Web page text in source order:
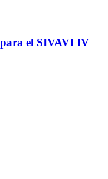
el SIVAVI IV